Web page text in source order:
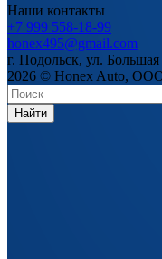
Наши контакты
+7 999 558-18-99
honex495@gmail.com
г. Подольск, ул.
2026 © Honex Auto,
Найти